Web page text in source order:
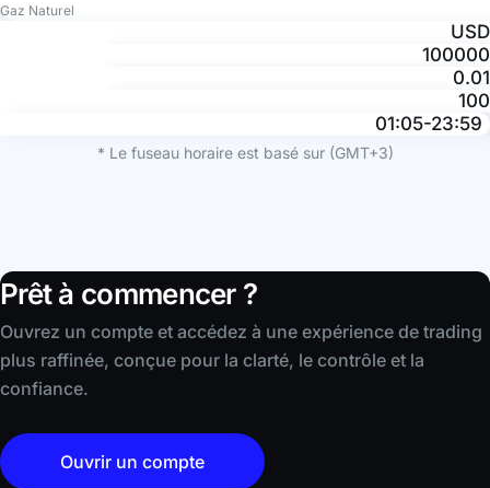
Gaz Naturel
USD
100000
0.01
100
01:05-23:59
* Le fuseau horaire est basé sur (GMT+3)
Prêt à commencer ?
Ouvrez un compte et accédez à une expérience de trading
plus raffinée, conçue pour la clarté, le contrôle et la
confiance.
Ouvrir un compte